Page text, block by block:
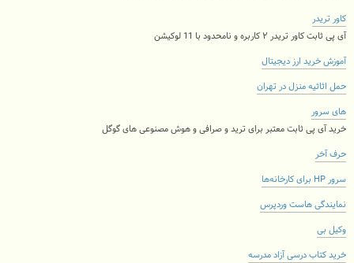
کاور تریدر
آی پی ثابت کاور تریدر ۲ کاربره و نامحدود با 11 لوکیشن
آموزش خرید ارز دیجیتال
حمل اثاثیه منزل در تهران
های سرور
خرید آی پی ثابت معتبر برای ترید و صرافی و هوش مصنوعی های گوگل
حرف آخر
سرور HP برای کارخانه‌ها
نمایندگی هاست وردپرس
وکیل بی
خرید کتاب درسی آزاد مدرسه